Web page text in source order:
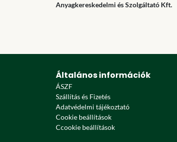
Anyagkereskedelmi és Szolgáltató Kft.
Általános információk
ÁSZF
Szállítás és Fizetés
Adatvédelmi tájékoztató
Cookie beállítások
Ccookie beállítások